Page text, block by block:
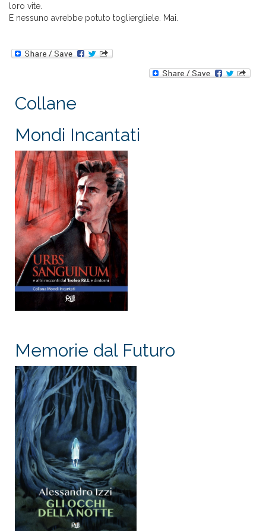
loro vite.
E nessuno avrebbe potuto togliergliele. Mai.
Collane
Mondi Incantati
Memorie dal Futuro